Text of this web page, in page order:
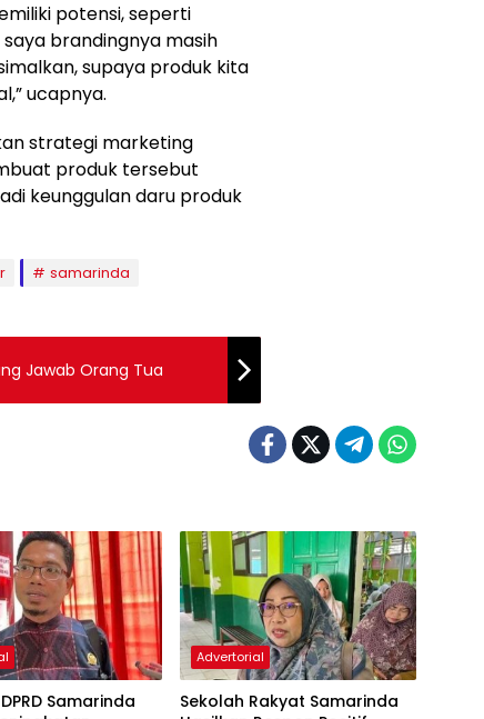
potensi, seperti
brandingnya masih
supaya produk kita
ucapnya.
strategi marketing
produk tersebut
keunggulan daru produk
samarinda
Jawab Orang Tua
Samarinda
Advertorial
Sekolah Rakyat Samarinda